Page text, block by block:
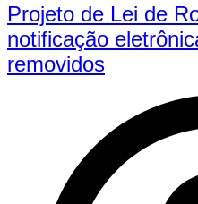
Projeto de Lei de
notificação
removidos